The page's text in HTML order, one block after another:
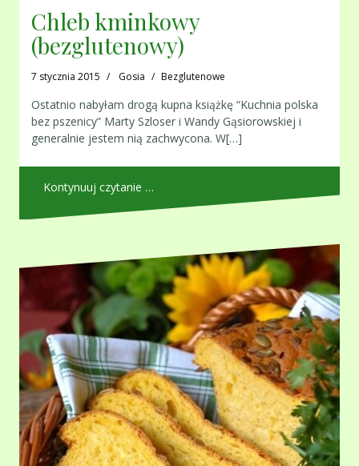
Chleb kminkowy
(bezglutenowy)
7 stycznia 2015 Gosia Bezglutenowe
Ostatnio nabyłam drogą kupna książkę “Kuchnia polska
bez pszenicy” Marty Szloser i Wandy Gąsiorowskiej i
generalnie jestem nią zachwycona. W[…]
Kontynuuj czytanie …